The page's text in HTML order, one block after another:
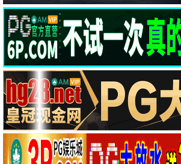
仅作学习展示 · 无播放功
全部分类